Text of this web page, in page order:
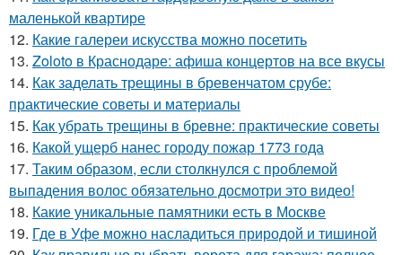
маленькой квартире
12. Какие галереи искусства можно посетить
13. Zoloto в Краснодаре: афиша концертов на все вкусы
14. Как заделать трещины в бревенчатом срубе:
практические советы и материалы
15. Как убрать трещины в бревне: практические советы
16. Какой ущерб нанес городу пожар 1773 года
17. Таким образом, если столкнулся с проблемой
выпадения волос обязательно досмотри это видео!
18. Какие уникальные памятники есть в Москве
19. Где в Уфе можно насладиться природой и тишиной